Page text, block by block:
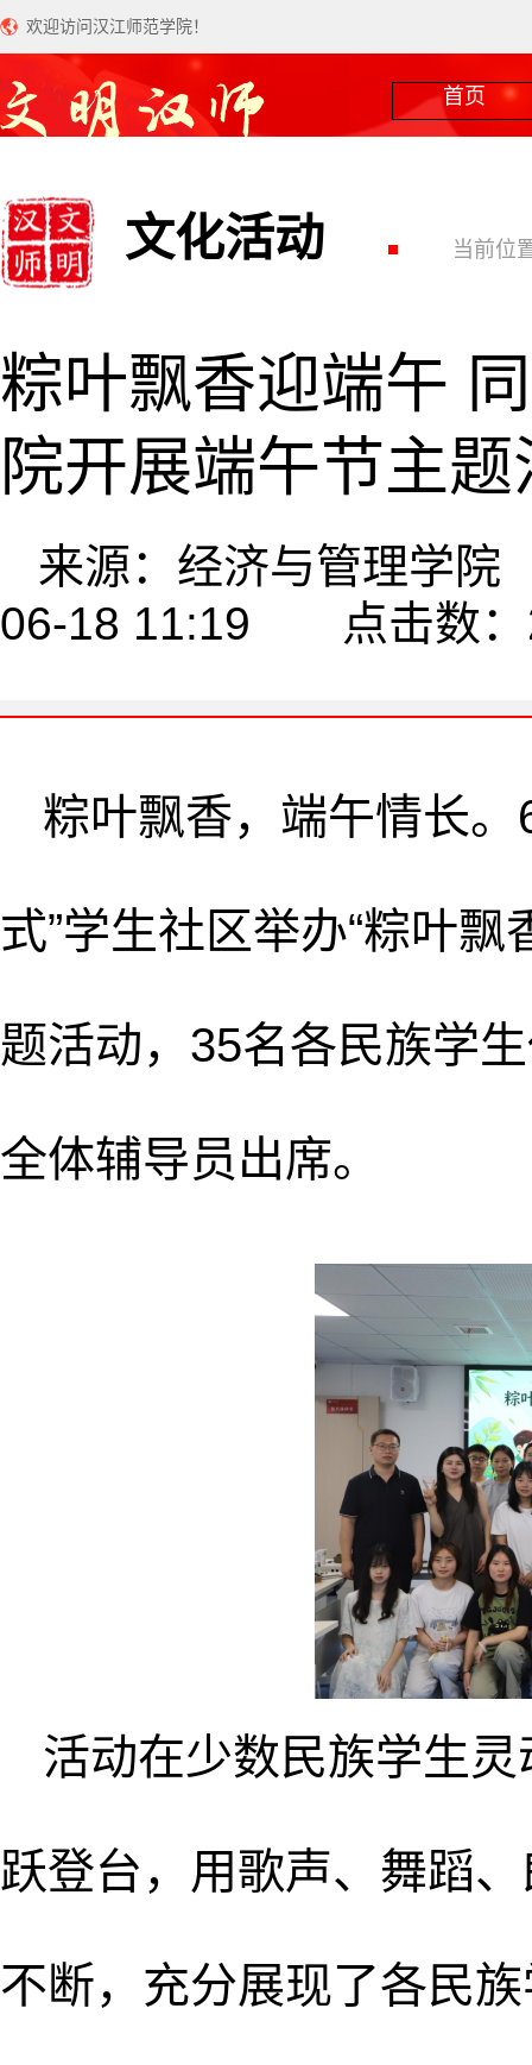
欢迎访问汉江师范学院！
首页
文化活动 当前位
粽叶飘香迎端午
院开展端午节主题
来源：经济与管理学
06-18 11:19 点击数：
粽叶飘香，端午情长
式”学生社区举办“粽叶
题活动，35名各民族学
全体辅导员出席。
活动在少数民族学生
跃登台，用歌声、舞蹈
不断，充分展现了各民